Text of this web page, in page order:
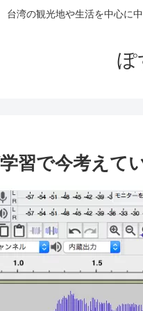
台湾の観光地や生活を中心に
ぽ
習で今考えて